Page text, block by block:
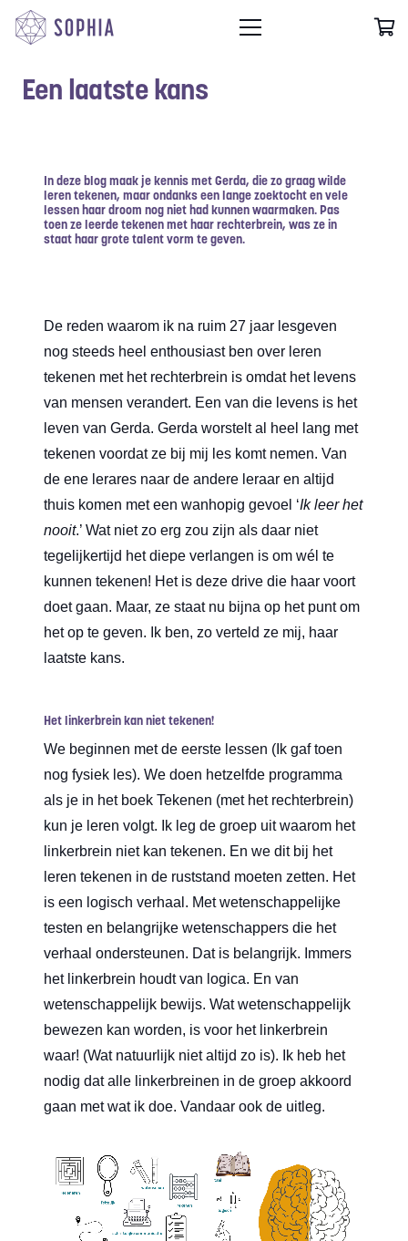
Een laatste kans
In deze blog maak je kennis met Gerda, die zo graag wilde
leren tekenen, maar ondanks een lange zoektocht en vele
lessen haar droom nog niet had kunnen waarmaken. Pas
toen ze leerde tekenen met haar rechterbrein, was ze in
staat haar grote talent vorm te geven.
De reden waarom ik na ruim 27 jaar lesgeven
nog steeds heel enthousiast ben over leren
tekenen met het rechterbrein is omdat het levens
van mensen verandert. Een van die levens is het
leven van Gerda. Gerda worstelt al heel lang met
tekenen voordat ze bij mij les komt nemen. Van
de ene lerares naar de andere leraar en altijd
thuis komen met een wanhopig gevoel ‘Ik leer het
nooit.’ Wat niet zo erg zou zijn als daar niet
tegelijkertijd het diepe verlangen is om wél te
kunnen tekenen! Het is deze drive die haar voort
doet gaan. Maar, ze staat nu bijna op het punt om
het op te geven. Ik ben, zo verteld ze mij, haar
laatste kans.
Het linkerbrein kan niet tekenen!
We beginnen met de eerste lessen (Ik gaf toen
nog fysiek les). We doen hetzelfde programma
als je in het boek Tekenen (met het rechterbrein)
kun je leren volgt. Ik leg de groep uit waarom het
linkerbrein niet kan tekenen. En we dit bij het
leren tekenen in de ruststand moeten zetten. Het
is een logisch verhaal. Met wetenschappelijke
testen en belangrijke wetenschappers die het
verhaal ondersteunen. Dat is belangrijk. Immers
het linkerbrein houdt van logica. En van
wetenschappelijk bewijs. Wat wetenschappelijk
bewezen kan worden, is voor het linkerbrein
waar! (Wat natuurlijk niet altijd zo is). Ik heb het
nodig dat alle linkerbreinen in de groep akkoord
gaan met wat ik doe. Vandaar ook de uitleg.